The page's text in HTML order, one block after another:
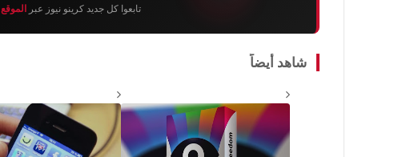
تابعوا كل جديد كرينو نيوز عبرالموقع
شاهد أيضاً